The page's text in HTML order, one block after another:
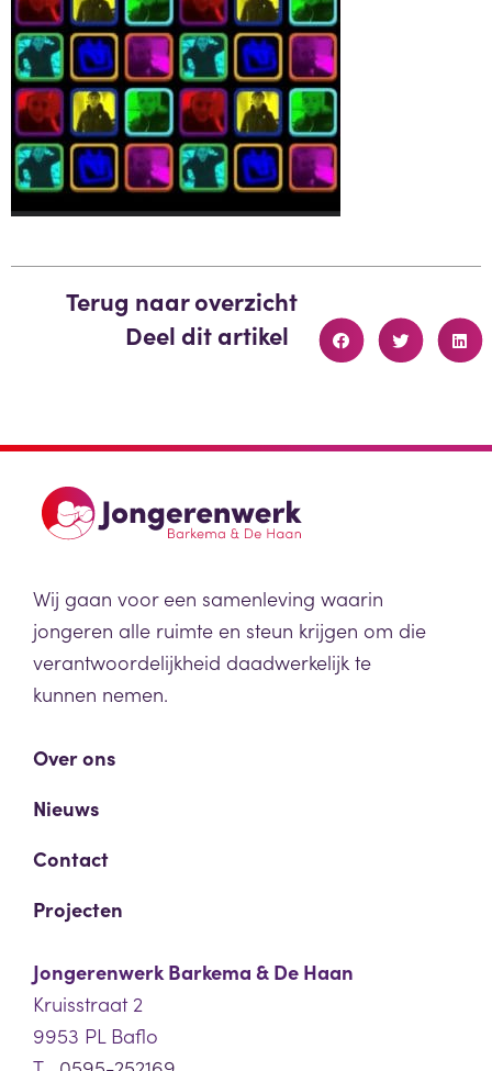
Terug naar overzicht
Deel dit artikel
Wij gaan voor een samenleving waarin
jongeren alle ruimte en steun krijgen om die
verantwoordelijkheid daadwerkelijk te
kunnen nemen.
Over ons
Nieuws
Contact
Projecten
Jongerenwerk Barkema & De Haan
Kruisstraat 2
9953 PL Baflo